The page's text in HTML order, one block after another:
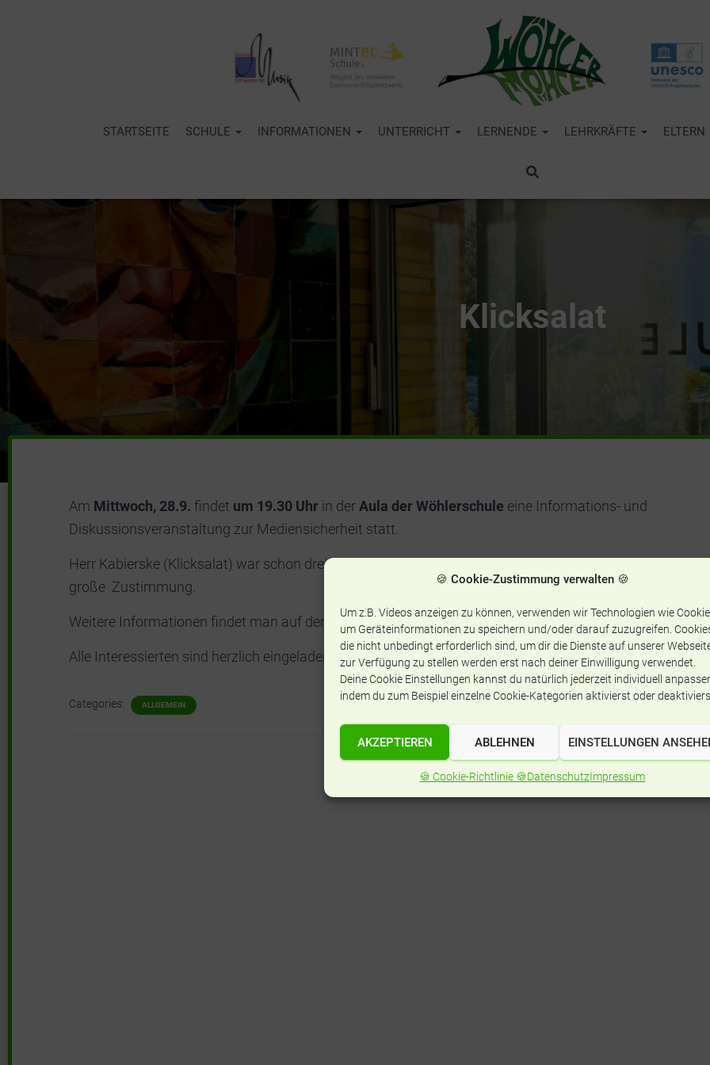
🍪 Cookie-Zustimmung verwalten 🍪
Um z.B. Videos anzeigen zu können, verwenden wir Technologien wie
um Geräteinformationen zu speichern und/oder darauf zuzugreifen.
die nicht unbedingt erforderlich sind, um dir die Dienste auf unserer
zur Verfügung zu stellen werden erst nach deiner Einwilligung verwendet.
Deine Cookie Einstellungen kannst du natürlich jederzeit individuell
indem du zum Beispiel einzelne Cookie-Kategorien aktivierst oder
AKZEPTIEREN ABLEHNEN EINSTELLUNGEN
🍪 Cookie-Richtlinie 🍪DatenschutzImpressum
STARTSEITE SCHULE INFORMATIONEN UNTERRICHT LERNENDE LEHRKRÄFTE ELTERN
Klicksalat
Am Mittwoch, 28.9. findet um 19.30 Uhr in der Aula der Wöhlerschule eine Informations- und
Diskussionsveranstaltung zur Mediensicherheit statt.
Herr Kabierske (Klicksalat) war schon dreimal an der Wöhlerschule und seine Veranstaltungen fanden
große Zustimmung.
Weitere Informationen findet man auf der Webside:www.klicksalat.de
Alle Interessierten sind herzlich eingeladen.
Categories: ALLGEMEIN